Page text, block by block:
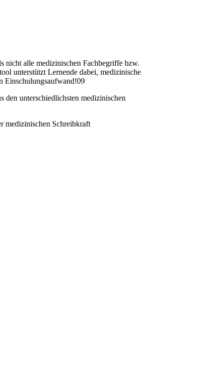
nicht alle medizinischen Fachbegriffe bzw.
unterstützt Lernende dabei, medizinische
Einschulungsaufwand!09
den unterschiedlichsten medizinischen
medizinischen Schreibkraft